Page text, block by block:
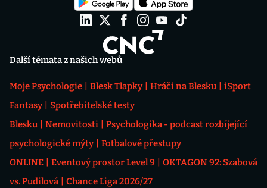
Další témata z našich webů
Moje Psychologie Blesk Tlapky Hráči na Blesku
iSport
Fantasy
Spotřebitelské testy
Blesku
Nemovitosti
Psychologika - podcast rozbíjející
psychologické mýty
Fotbalové přestupy
ONLINE
Eventový prostor Level 9
OKTAGON 92: Szabová
vs. Pudilová
Chance Liga 2026/27